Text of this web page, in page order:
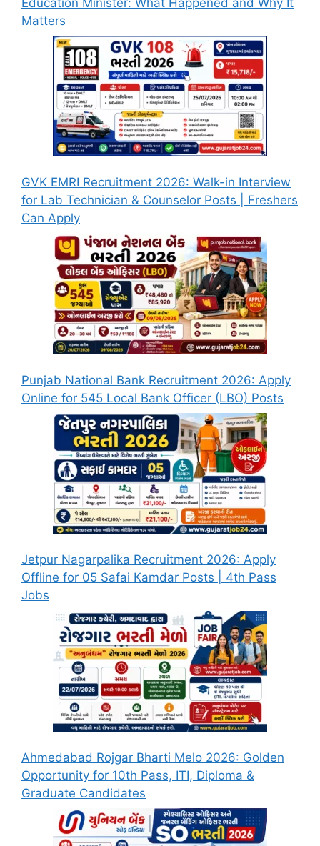
Matters
GVK EMRI Recruitment 2026: Walk-in Interview
for Lab Technician & Counselor Posts | Freshers
Can Apply
Punjab National Bank Recruitment 2026: Apply
Online for 545 Local Bank Officer (LBO) Posts
Jetpur Nagarpalika Recruitment 2026: Apply
Offline for 05 Safai Kamdar Posts | 4th Pass
Jobs
Ahmedabad Rojgar Bharti Melo 2026: Golden
Opportunity for 10th Pass, ITI, Diploma &
Graduate Candidates